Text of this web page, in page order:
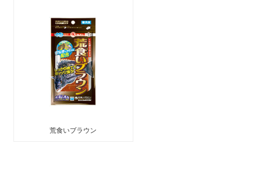
荒食いブラウン